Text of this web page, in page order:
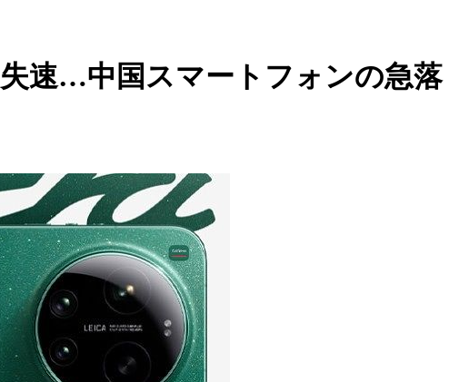
速…中国スマートフォンの急落